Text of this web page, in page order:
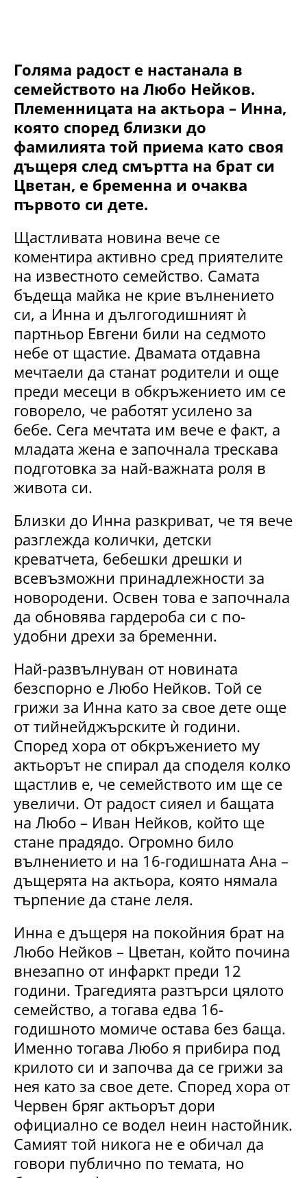
Голяма радост е настанала в
семейството на Любо Нейков.
Племенницата на актьора – Инна,
която според близки до
фамилията той приема като своя
дъщеря след смъртта на брат си
Цветан, е бременна и очаква
първото си дете.
Щастливата новина вече се
коментира активно сред приятелите
на известното семейство. Самата
бъдеща майка не крие вълнението
си, а Инна и дългогодишният ѝ
партньор Евгени били на седмото
небе от щастие. Двамата отдавна
мечтаели да станат родители и още
преди месеци в обкръжението им се
говорело, че работят усилено за
бебе. Сега мечтата им вече е факт, а
младата жена е започнала трескава
подготовка за най-важната роля в
живота си.
Близки до Инна разкриват, че тя вече
разглежда колички, детски
креватчета, бебешки дрешки и
всевъзможни принадлежности за
новородени. Освен това е започнала
да обновява гардероба си с по-
удобни дрехи за бременни.
Най-развълнуван от новината
безспорно е Любо Нейков. Той се
грижи за Инна като за свое дете още
от тийнейджърските ѝ години.
Според хора от обкръжението му
актьорът не спирал да споделя колко
щастлив е, че семейството им ще се
увеличи. От радост сияел и бащата
на Любо – Иван Нейков, който ще
стане прадядо. Огромно било
вълнението и на 16-годишната Ана –
дъщерята на актьора, която нямала
търпение да стане леля.
Инна е дъщеря на покойния брат на
Любо Нейков – Цветан, който почина
внезапно от инфаркт преди 12
години. Трагедията разтърси цялото
семейство, а тогава едва 16-
годишното момиче остава без баща.
Именно тогава Любо я прибира под
крилото си и започва да се грижи за
нея като за свое дете. Според хора от
Червен бряг актьорът дори
официално се водел неин настойник.
Самият той никога не е обичал да
говори публично по темата, но